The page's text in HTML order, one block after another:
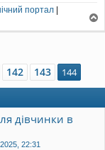
портал
о
142 143
144
дівчинки в
22:31